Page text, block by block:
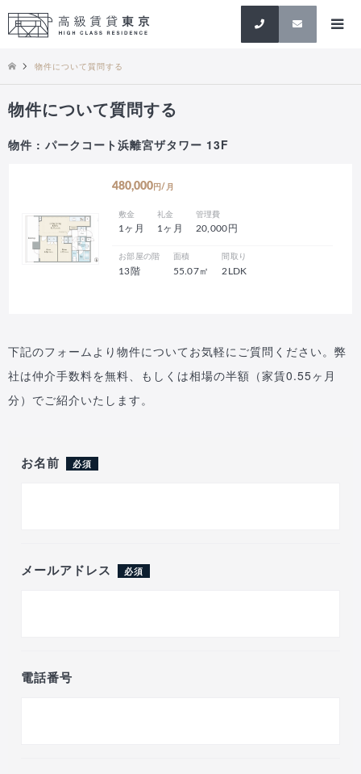
検索
物件について質問する
物件について質問する
物件 : パークコート浜離宮ザタワー 13F
480,000 円/月
敷金
1ヶ月
礼金
1ヶ月
管理費
20,000円
お部屋の階
13階
面積
55.07㎡
間取り
2LDK
下記のフォームより物件についてお気軽にご質問ください。弊
社は仲介手数料を無料、もしくは相場の半額（家賃0.55ヶ月
分）でご紹介いたします。
お名前 必須
メールアドレス 必須
電話番号